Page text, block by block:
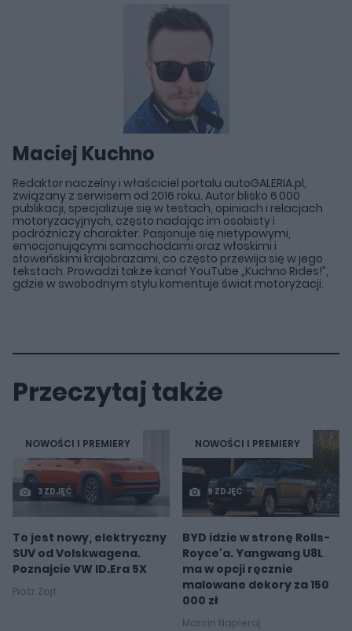
Maciej Kuchno
Redaktor naczelny i właściciel portalu autoGALERIA.pl,
związany z serwisem od 2016 roku. Autor blisko 6 000
publikacji, specjalizuje się w testach, opiniach i relacjach
motoryzacyjnych, często nadając im osobisty i
podróżniczy charakter. Pasjonuje się nietypowymi,
emocjonującymi samochodami oraz włoskimi i
słoweńskimi krajobrazami, co często przewija się w jego
tekstach. Prowadzi także kanał YouTube „Kuchno Rides!”,
gdzie w swobodnym stylu komentuje świat motoryzacji.
Przeczytaj także
NOWOŚCI I PREMIERY
3 ZDJĘĆ
To jest nowy, elektryczny
SUV od Volskwagena.
Poznajcie VW ID.Era 5X
Piotr Zajt
NOWOŚCI I PREMIERY
9 ZDJĘĆ
BYD idzie w stronę Rolls-
Royce'a. Yangwang U8L
ma w opcji ręcznie
malowane dekory za 150
000 zł
Marcin Napieraj